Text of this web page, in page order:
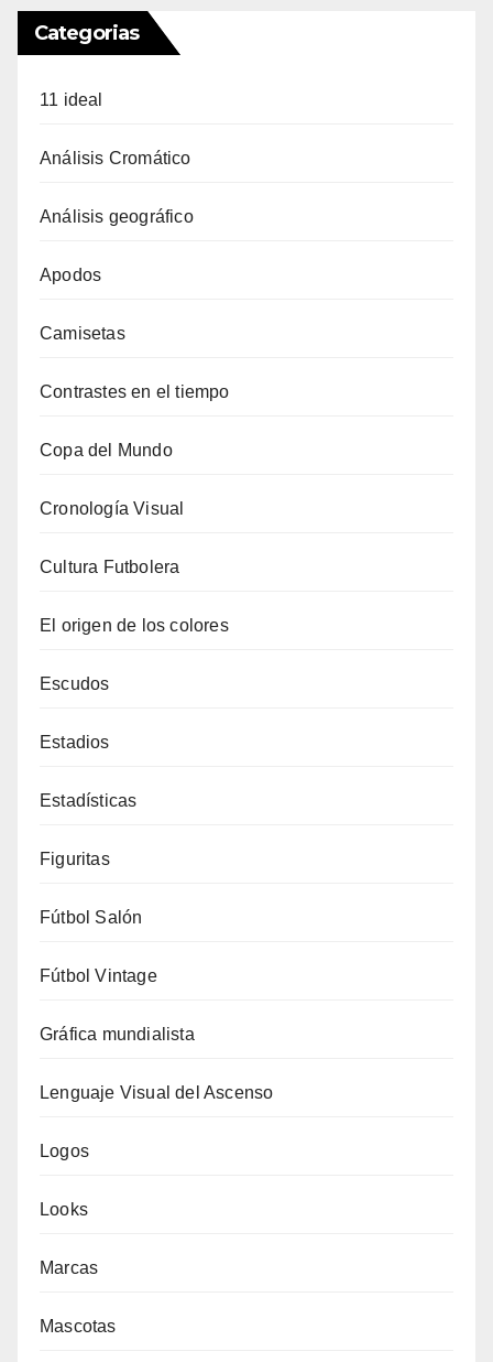
Categorias
11 ideal
Análisis Cromático
Análisis geográfico
Apodos
Camisetas
Contrastes en el tiempo
Copa del Mundo
Cronología Visual
Cultura Futbolera
El origen de los colores
Escudos
Estadios
Estadísticas
Figuritas
Fútbol Salón
Fútbol Vintage
Gráfica mundialista
Lenguaje Visual del Ascenso
Logos
Looks
Marcas
Mascotas